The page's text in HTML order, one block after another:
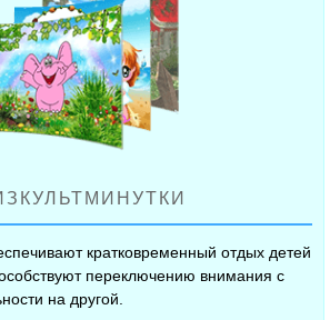
кратковременный отдых детей
переключению внимания с
на другой.